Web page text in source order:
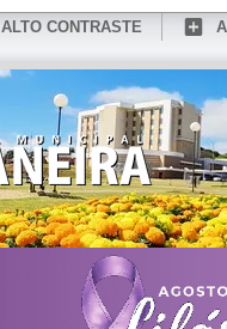
ALTO CONTRASTE
CONHEÇA MEDIANEIRA